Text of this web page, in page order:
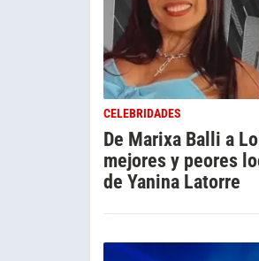
CELEBRIDADES
De Marixa Balli a
mejores y peores
de Yanina Latorre